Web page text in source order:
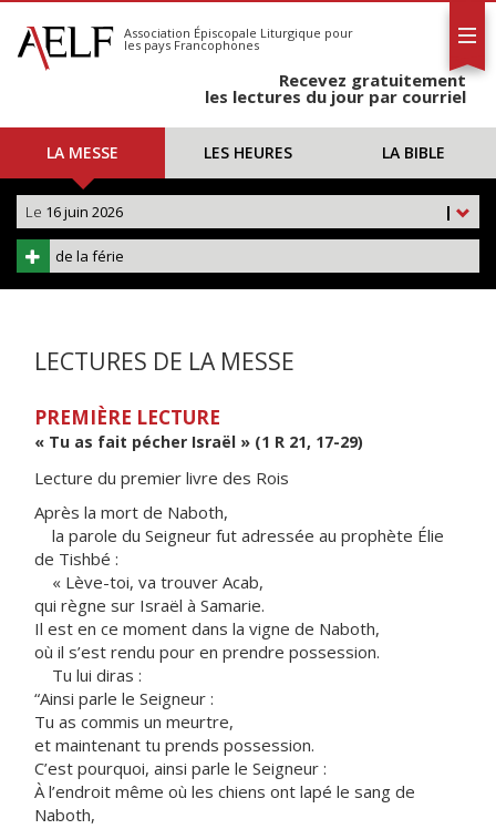
S'abonner
Calendrier
Association Épiscopale Liturgique pour
les pays Francophones
Recevez gratuitement
les lectures du jour par courriel
LA MESSE LES HEURES LA BIBLE
|
Le 16 juin 2026
de la férie
LECTURES DE LA MESSE
PREMIÈRE LECTURE
« Tu as fait pécher Israël » (1 R 21, 17-29)
Lecture du premier livre des Rois
Après la mort de Naboth,
la parole du Seigneur fut adressée au prophète Élie
de Tishbé :
« Lève-toi, va trouver Acab,
qui règne sur Israël à Samarie.
Il est en ce moment dans la vigne de Naboth,
où il s’est rendu pour en prendre possession.
Tu lui diras :
“Ainsi parle le Seigneur :
Tu as commis un meurtre,
et maintenant tu prends possession.
C’est pourquoi, ainsi parle le Seigneur :
À l’endroit même où les chiens ont lapé le sang de
Naboth,